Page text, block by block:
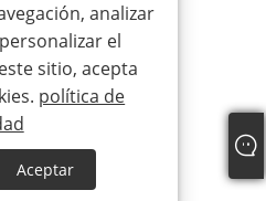
analizar
el
sitio, acepta
política de
Aceptar